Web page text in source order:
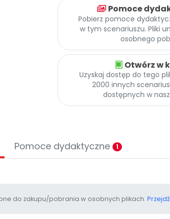
Pomoce
Pobierz pomoce
w tym scenariuszu. Pliki
osobnego
Otwórz w
Uzyskaj dostęp do tego
2000 innych
dostępnych w
Pomoce dydaktyczne 1
do zakupu/pobrania w osobnych plikach.